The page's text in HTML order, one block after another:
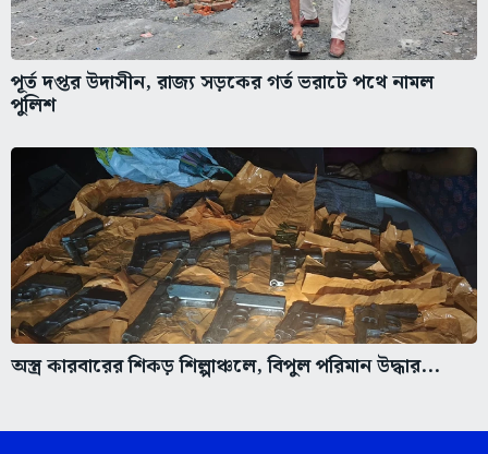
পূর্ত দপ্তর উদাসীন, রাজ্য সড়কের গর্ত ভরাটে পথে নামল
পুলিশ
অস্ত্র কারবারের শিকড় শিল্পাঞ্চলে, বিপুল পরিমান উদ্ধার...